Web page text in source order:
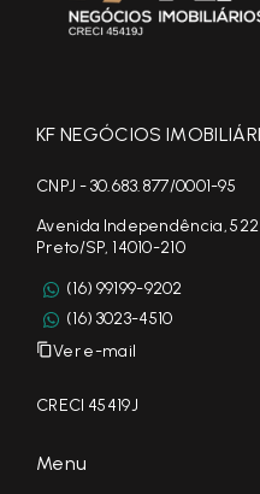
KF NEGÓCIOS
CNPJ - 30.683.877/0001-95
Avenida Independência, 522
Preto/SP, 14010-210
(16) 99199-9202
(16) 3023-4510
Ver e-mail
CRECI 45419J
Menu